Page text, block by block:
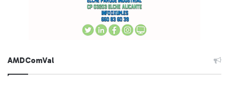
AMDComVal